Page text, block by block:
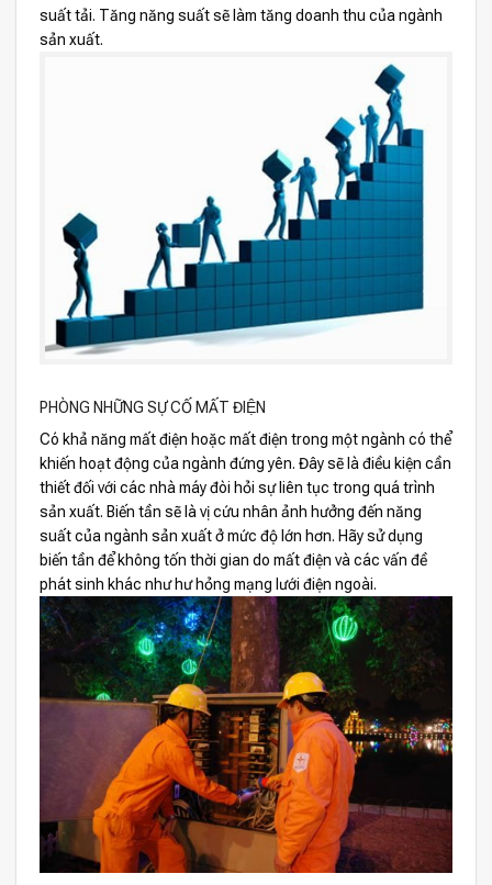
suất tải. Tăng năng suất sẽ làm tăng doanh thu của ngành
sản xuất.
PHÒNG NHỮNG SỰ CỐ MẤT ĐIỆN
Có khả năng mất điện hoặc mất điện trong một ngành có thể
khiến hoạt động của ngành đứng yên. Đây sẽ là điều kiện cần
thiết đối với các nhà máy đòi hỏi sự liên tục trong quá trình
sản xuất. Biến tần sẽ là vị cứu nhân ảnh hưởng đến năng
suất của ngành sản xuất ở mức độ lớn hơn. Hãy sử dụng
biến tần để không tốn thời gian do mất điện và các vấn đề
phát sinh khác như hư hỏng mạng lưới điện ngoài.